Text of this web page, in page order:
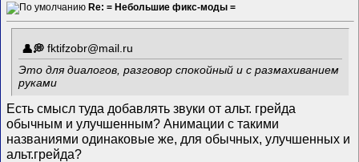
Re: = Небольшие фикс-моды =
fktifzobr@mail.ru
Это для диалогов, разговор спокойный и с размахиванием
руками
Есть смысл туда добавлять звуки от альт. грейда
обычным и улучшенным? Анимации с такими
названиями одинаковые же, для обычных, улучшенных и
альт.грейда?